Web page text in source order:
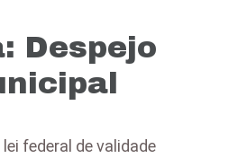
Despejo
federal de validade